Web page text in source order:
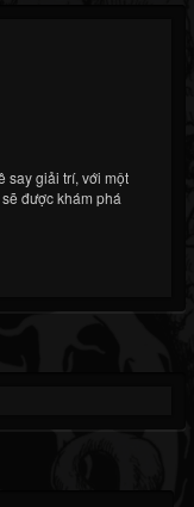
say giải trí, với một
được khám phá